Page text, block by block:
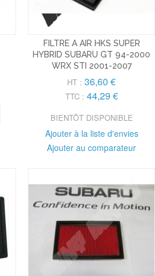
FILTRE A AIR HKS SUPER
HYBRID SUBARU GT 94-2000
WRX STI 2001-2007
HT : 36,60 €
TTC : 44,29 €
BIENTÔT DISPONIBLE
Ajouter à la liste d'envies
Ajouter au comparateur